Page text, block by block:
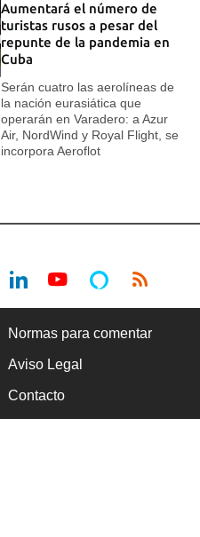
Aumentará el número de
turistas rusos a pesar del
repunte de la pandemia en
Cuba
Serán cuatro las aerolíneas de
la nación eurasiática que
operarán en Varadero: a Azur
Air, NordWind y Royal Flight, se
incorpora Aeroflot
Normas para comentar
Aviso Legal
Contacto